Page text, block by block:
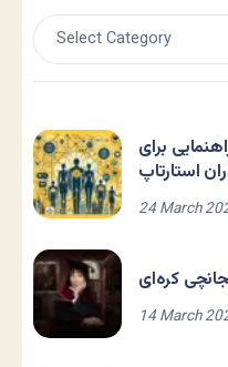
برای
استارتاپ
24 March
کره‌ای
14 March